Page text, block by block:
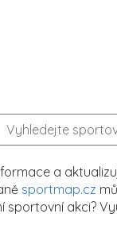
a
sportmap.cz
sportovní akci?